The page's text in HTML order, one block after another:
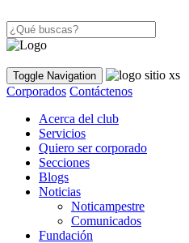
Toggle Navigation
Corporados Contáctenos
Acerca del club
Servicios
Quiero ser corporado
Secciones
Blogs
Noticias
Noticampestre
Comunicados
Fundación